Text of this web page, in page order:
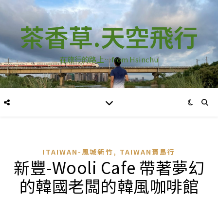
茶香草.天空飛行
在旅行的路上…from Hsinchu
ITAIWAN-風城新竹, TAIWAN寶島行
新豐-Wooli Cafe 帶著夢幻
的韓國老闆的韓風咖啡館